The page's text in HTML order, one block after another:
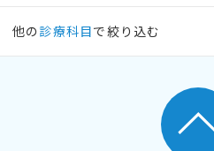
他の 診療科目で絞り込む